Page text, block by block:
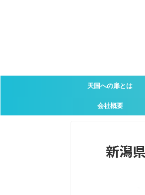
天国への扉とは
会社概要
新潟